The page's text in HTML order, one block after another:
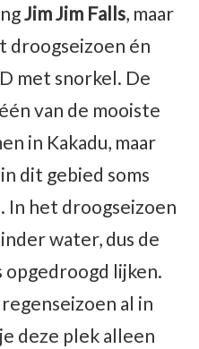
Jim Jim Falls, maar
droogseizoen én
met snorkel. De
van de mooiste
in Kakadu, maar
dit gebied soms
het droogseizoen
water, dus de
opgedroogd lijken.
al in
deze plek alleen